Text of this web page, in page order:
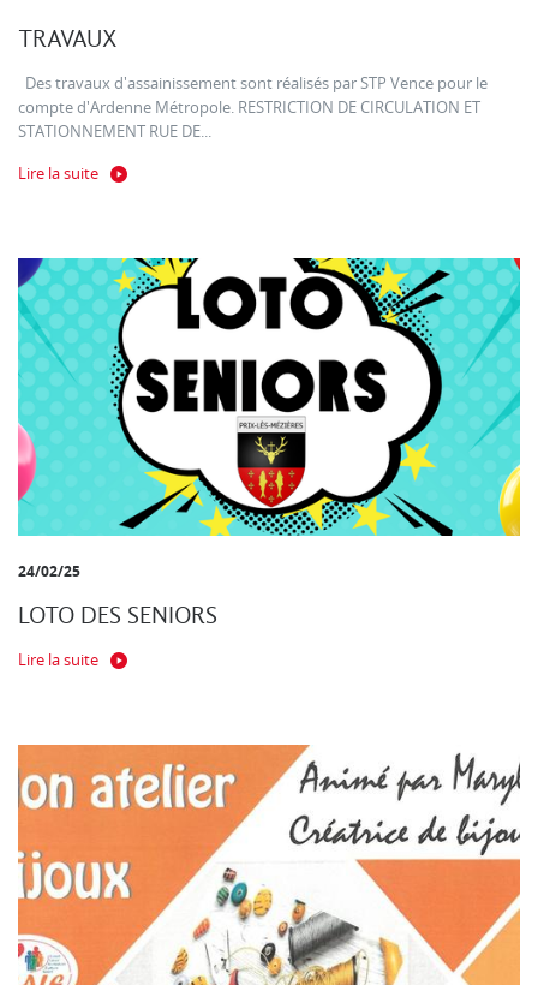
TRAVAUX
Des travaux d'assainissement sont réalisés par STP Vence pour le
compte d'Ardenne Métropole. RESTRICTION DE CIRCULATION ET
STATIONNEMENT RUE DE...
Lire la suite
24/02/25
LOTO DES SENIORS
Lire la suite